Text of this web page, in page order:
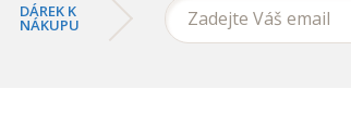
DÁREK K
NÁKUPU